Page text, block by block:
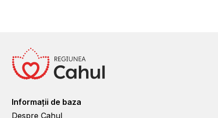
Informații de baza
Despre Cahul